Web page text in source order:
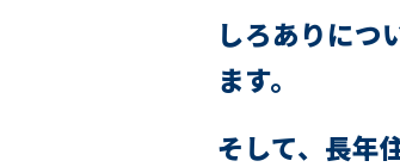
しろありにつ
ます。
そして、長年